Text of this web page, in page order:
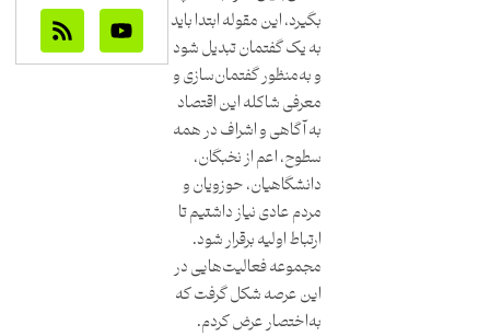
بگیرد، این مقوله ابتدا باید
به یک گفتمان تبدیل شود
و به‌منظور گفتمان‌سازی و
معرفی شاکله این اقتصاد
به آگاهی و اشراف در همه
سطوح، اعم از نخبگان،
دانشگاهیان، حوزویان و
مردم عادی نیاز داشتیم تا
ارتباط اولیه برقرار شود.
مجموعه‌ فعالیت‌هایی در
این عرصه شکل گرفت که
به‌اختصار عرض کردم.